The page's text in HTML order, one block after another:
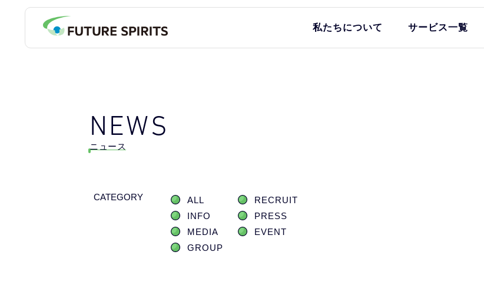
私たちについて サービス一覧
NEWS
ニュース
CATEGORY ALL
RECRUIT
INFO
PRESS
MEDIA
EVENT
GROUP